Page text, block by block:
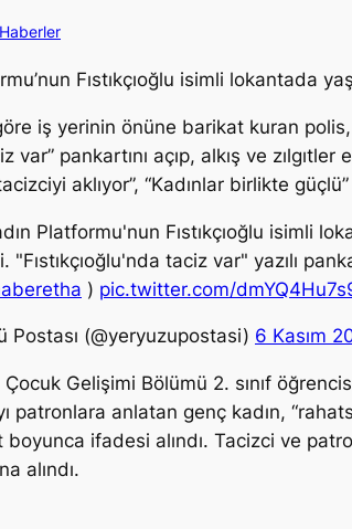
Haberler
Fıstıkçıoğlu isimli lokantada
iş yerinin önüne barikat kuran
var” pankartını açıp, alkış ve
aklıyor”, “Kadınlar birlikte
Platformu'nun Fıstıkçıoğlu isimli
"Fıstıkçıoğlu'nda taciz var" yazılı
) pic.twitter.com/
Postası (@yeryuzupostasi) 6 Kasım
Gelişimi Bölümü 2. sınıf öğrencisi
patronlara anlatan genç kadın,
boyunca ifadesi alındı. Tacizci ve
alındı.